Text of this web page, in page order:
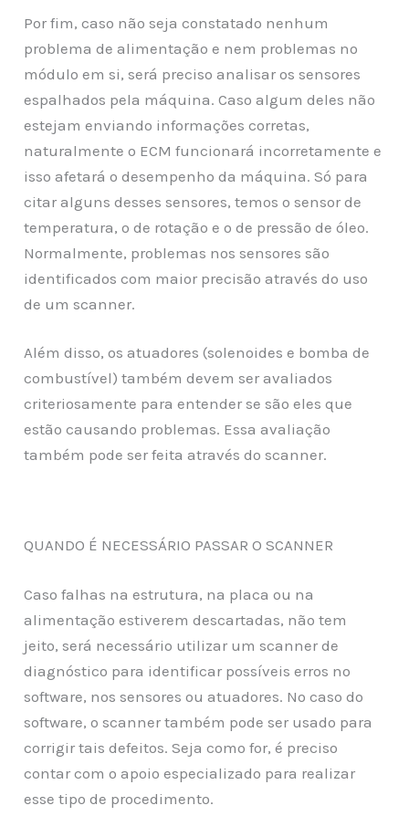
Por fim, caso não seja constatado nenhum
problema de alimentação e nem problemas no
módulo em si, será preciso analisar os sensores
espalhados pela máquina. Caso algum deles não
estejam enviando informações corretas,
naturalmente o ECM funcionará incorretamente e
isso afetará o desempenho da máquina. Só para
citar alguns desses sensores, temos o sensor de
temperatura, o de rotação e o de pressão de óleo.
Normalmente, problemas nos sensores são
identificados com maior precisão através do uso
de um scanner.
Além disso, os atuadores (solenoides e bomba de
combustível) também devem ser avaliados
criteriosamente para entender se são eles que
estão causando problemas. Essa avaliação
também pode ser feita através do scanner.
QUANDO É NECESSÁRIO PASSAR O SCANNER
Caso falhas na estrutura, na placa ou na
alimentação estiverem descartadas, não tem
jeito, será necessário utilizar um scanner de
diagnóstico para identificar possíveis erros no
software, nos sensores ou atuadores. No caso do
software, o scanner também pode ser usado para
corrigir tais defeitos. Seja como for, é preciso
contar com o apoio especializado para realizar
esse tipo de procedimento.